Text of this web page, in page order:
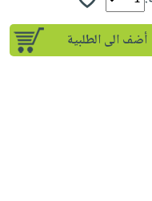
أضف الى الطلبية